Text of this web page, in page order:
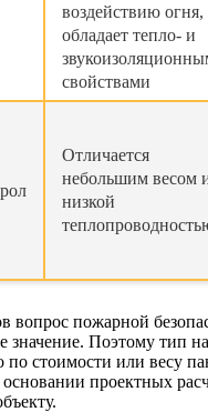
воздействию огня,
обладает тепло- и
свойствами
Отличается
небольшим весом
низкой
вопрос пожарной
значение. Поэтому тип
по стоимости или весу
проектных